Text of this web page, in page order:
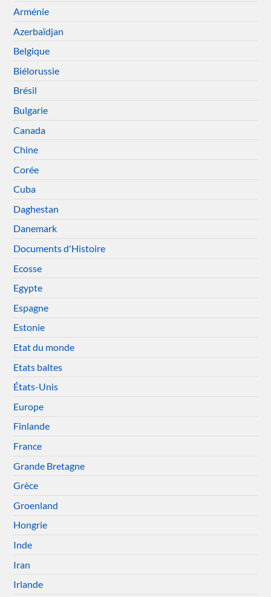
Arménie
Azerbaïdjan
Belgique
Biélorussie
Brésil
Bulgarie
Canada
Chine
Corée
Cuba
Daghestan
Danemark
Documents d'Histoire
Ecosse
Egypte
Espagne
Estonie
Etat du monde
Etats baltes
États-Unis
Europe
Finlande
France
Grande Bretagne
Grèce
Groenland
Hongrie
Inde
Iran
Irlande